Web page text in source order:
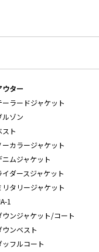
ウター
ーラードジャケット
ルゾン
スト
ーカラージャケット
ニムジャケット
イダースジャケット
リタリージャケット
1
ウンジャケット/コート
ウンベスト
ッフルコート